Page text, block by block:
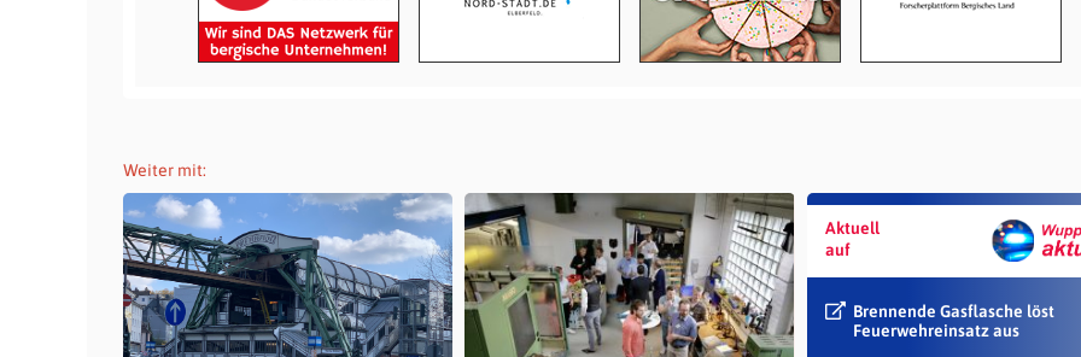
Weiter mit:
Aktuell
auf
Brennende Gasflasche löst
Feuerwehreinsatz aus